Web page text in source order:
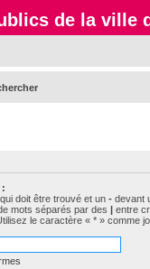
de la ville
:
doit être trouvé et un - devant
mots séparés par des | entre
le caractère « * » comme